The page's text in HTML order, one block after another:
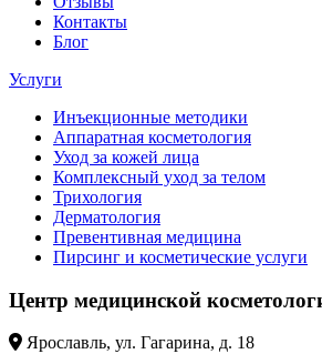
Контакты
Блог
Услуги
Инъекционные методики
Аппаратная косметология
Уход за кожей лица
Комплексный уход за телом
Трихология
Дерматология
Превентивная медицина
Пирсинг и косметические услуги
Центр медицинской
Ярославль, ул. Гагарина, д. 18